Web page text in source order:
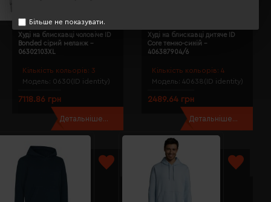
Більше не показувати.
Кількість кольорів: 3
Модель: 0630(ID identity)
Худі на блискавці чоловіче ID
Bonded сірий меланж -
06302103XL
7118.86 грн
Детальніше...
Кількість кольорів: 4
Модель: 40638(ID identity)
Худі на блискавці дитяче ID
Core темно-синій -
406387904/6
2489.64 грн
Детальніше...